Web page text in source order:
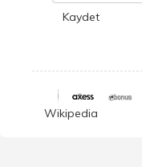
Kaydet
Wikipedia